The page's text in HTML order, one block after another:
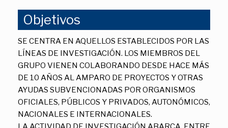
Objetivos
SE CENTRA EN AQUELLOS ESTABLECIDOS POR LAS
LÍNEAS DE INVESTIGACIÓN. LOS MIEMBROS DEL
GRUPO VIENEN COLABORANDO DESDE HACE MÁS
DE 10 AÑOS AL AMPARO DE PROYECTOS Y OTRAS
AYUDAS SUBVENCIONADAS POR ORGANISMOS
OFICIALES, PÚBLICOS Y PRIVADOS, AUTONÓMICOS,
NACIONALES E INTERNACIONALES.